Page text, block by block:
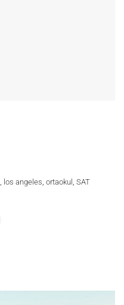
los angeles ortaokul SAT